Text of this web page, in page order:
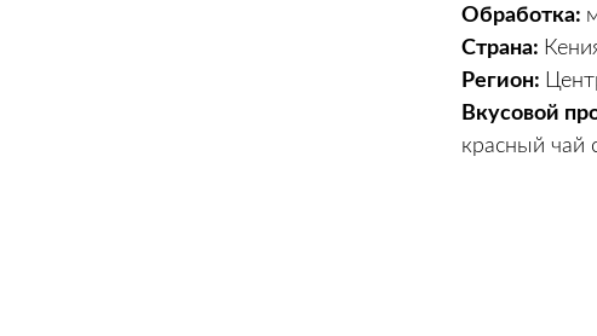
Обработка:
Страна:
Регион:
Вкусовой
красный чай